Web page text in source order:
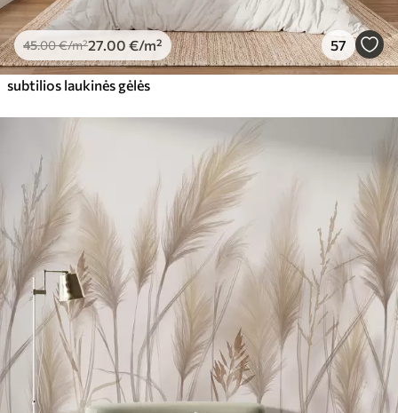
45.00€/m²27 .00 €/m² 57
subtilios laukinės gėlės